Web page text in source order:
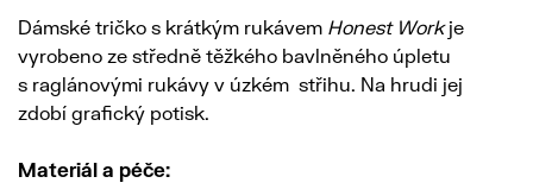
Dámské tričko s krátkým rukávem Honest Workje
vyrobeno ze středně těžkého bavlněného úpletu
s raglánovými rukávy v úzkém střihu. Na hrudi jej
zdobí grafický potisk.
Materiál a péče: